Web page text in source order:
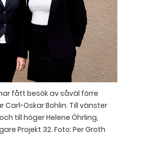
fått besök av såväl förre
Oskar Bohlin. Till vänster
till höger Helene Öhrling,
Projekt 32. Foto: Per Groth